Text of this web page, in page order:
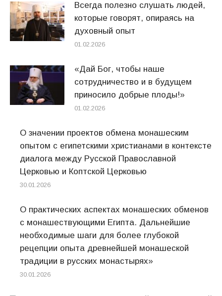
Всегда полезно слушать людей,
которые говорят, опираясь на
духовный опыт
01.02.2026
«Дай Бог, чтобы наше
сотрудничество и в будущем
приносило добрые плоды!»
01.02.2026
О значении проектов обмена монашеским
опытом с египетскими христианами в контексте
диалога между Русской Православной
Церковью и Коптской Церковью
30.01.2026
О практических аспектах монашеских обменов
с монашествующими Египта. Дальнейшие
необходимые шаги для более глубокой
рецепции опыта древнейшей монашеской
традиции в русских монастырях»
30.01.2026